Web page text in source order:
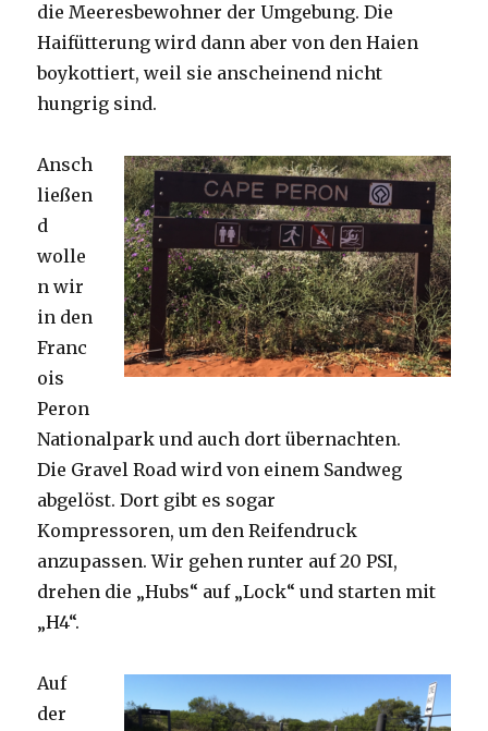
die Meeresbewohner der Umgebung. Die
Haifütterung wird dann aber von den Haien
boykottiert, weil sie anscheinend nicht
hungrig sind.
Ansch
ließen
d
wolle
n wir
in den
Franc
ois
Peron
Nationalpark und auch dort übernachten.
Die Gravel Road wird von einem Sandweg
abgelöst. Dort gibt es sogar
Kompressoren, um den Reifendruck
anzupassen. Wir gehen runter auf 20 PSI,
drehen die „Hubs“ auf „Lock“ und starten mit
„H4“.
Auf
der